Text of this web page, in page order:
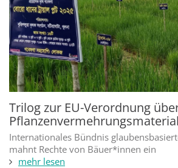
Trilog zur EU-Verordnung
Pflanzenvermehrungsmaterial
Internationales Bündnis
mahnt Rechte von Bäuer*innen ein
mehr lesen